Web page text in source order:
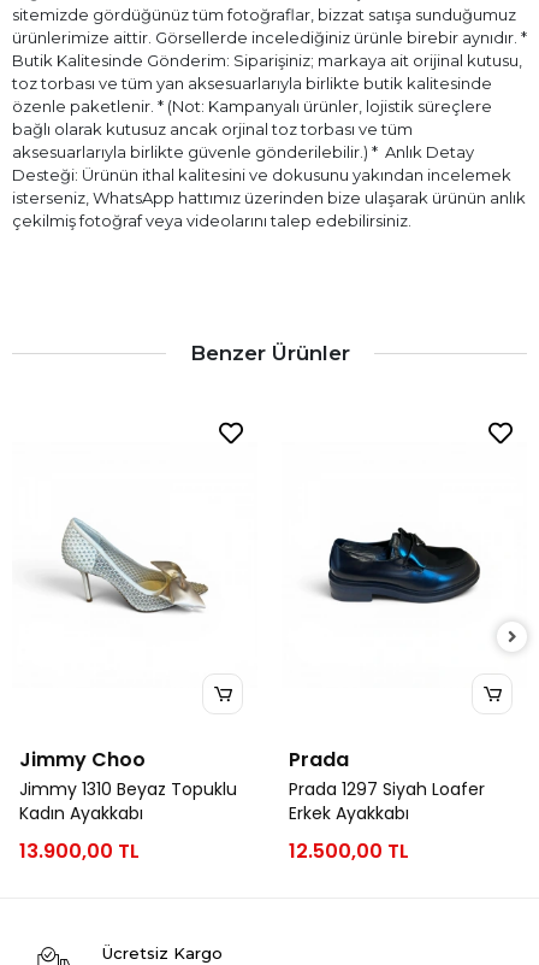
sitemizde gördüğünüz tüm fotoğraflar, bizzat satışa sunduğumuz
ürünlerimize aittir. Görsellerde incelediğiniz ürünle birebir aynıdır. *
Butik Kalitesinde Gönderim: Siparişiniz; markaya ait orijinal kutusu,
toz torbası ve tüm yan aksesuarlarıyla birlikte butik kalitesinde
özenle paketlenir. * (Not: Kampanyalı ürünler, lojistik süreçlere
bağlı olarak kutusuz ancak orjinal toz torbası ve tüm
aksesuarlarıyla birlikte güvenle gönderilebilir.) * ⁠ Anlık Detay
Desteği: Ürünün ithal kalitesini ve dokusunu yakından incelemek
isterseniz, WhatsApp hattımız üzerinden bize ulaşarak ürünün anlık
çekilmiş fotoğraf veya videolarını talep edebilirsiniz.
Benzer Ürünler
Jimmy Choo
Jimmy 1310 Beyaz Topuklu
Kadın Ayakkabı
13.900,00 TL
Prada
Prada 1297 Siyah Loafer
Erkek Ayakkabı
12.500,00 TL
Ücretsiz Kargo